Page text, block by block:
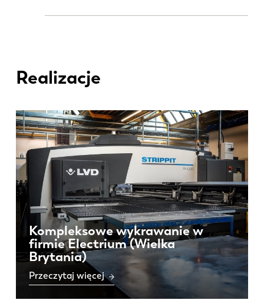
Realizacje
Kompleksowe wykrawanie w
firmie Electrium (Wielka
Brytania)
Przeczytaj więcej